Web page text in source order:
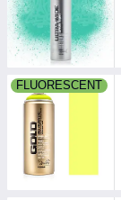
FLUORESCENT